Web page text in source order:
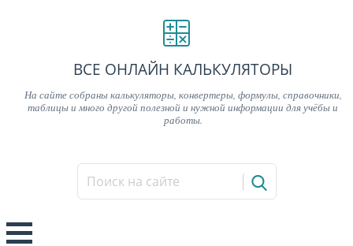
ВСЕ ОНЛАЙН КАЛЬКУЛЯТОРЫ
На сайте собраны калькуляторы, конвертеры, формулы, справочники,
таблицы и много другой полезной и нужной информации для учёбы и
работы.